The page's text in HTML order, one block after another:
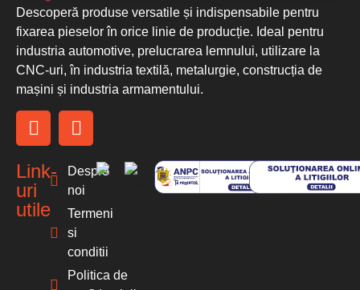
Descoperă produse versatile și indispensabile pentru
fixarea pieselor în orice linie de producție. Ideal pentru
industria automotive, prelucrarea lemnului, utilizare la
CNC-uri, în industria textilă, metalurgie, construcția de
mașini și industria armamentului.
Link-
uri
utile
Despre
noi
Termeni
si
conditii
Politica de